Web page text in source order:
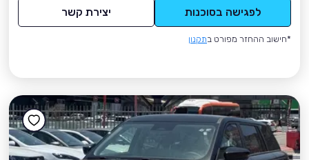
לפגישה בסוכנות יצירת קשר
*חישוב ההחזר מפורט בתקנון